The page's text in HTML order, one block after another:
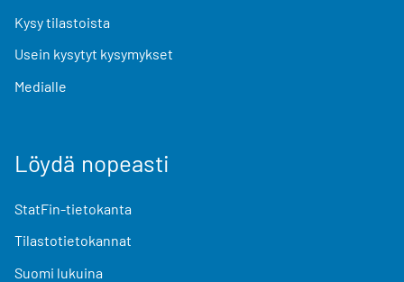
Kysy tilastoista
Usein kysytyt kysymykset
Medialle
Löydä nopeasti
StatFin-tietokanta
Tilastotietokannat
Suomi lukuina